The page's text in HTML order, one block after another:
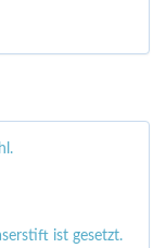
ist gesetzt.